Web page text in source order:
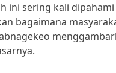
ini sering kali
bagaimana